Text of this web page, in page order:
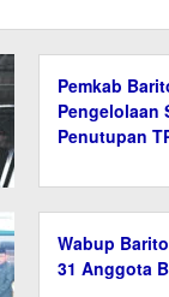
Pemkab
Pengelolaan
Penutupan
Wabup
31 Anggota